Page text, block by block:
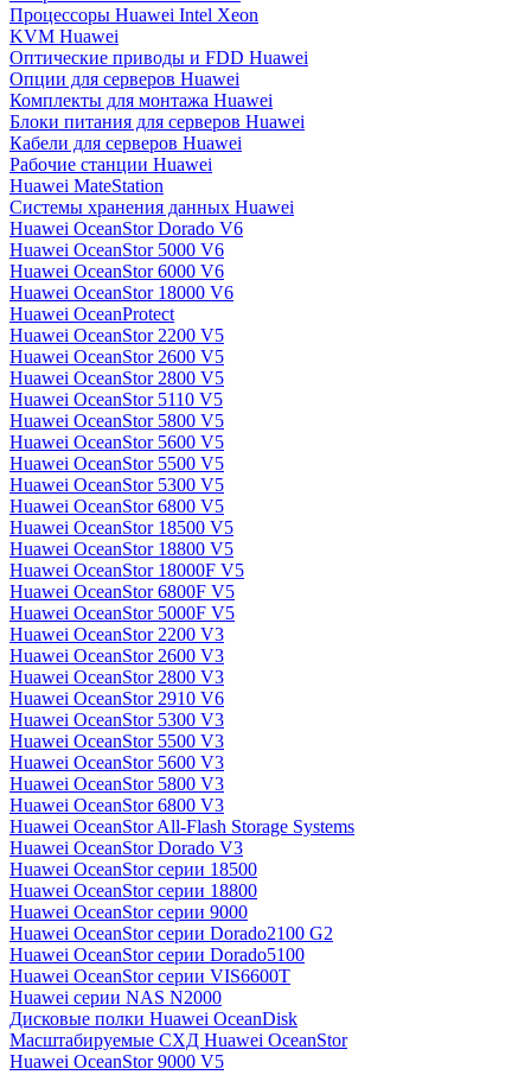
Процессоры Huawei Intel Xeon
KVM Huawei
Оптические приводы и FDD Huawei
Опции для серверов Huawei
Комплекты для монтажа Huawei
Блоки питания для серверов Huawei
Кабели для серверов Huawei
Рабочие станции Huawei
Huawei MateStation
Системы хранения данных Huawei
Huawei OceanStor Dorado V6
Huawei OceanStor 5000 V6
Huawei OceanStor 6000 V6
Huawei OceanStor 18000 V6
Huawei OceanProtect
Huawei OceanStor 2200 V5
Huawei OceanStor 2600 V5
Huawei OceanStor 2800 V5
Huawei OceanStor 5110 V5
Huawei OceanStor 5800 V5
Huawei OceanStor 5600 V5
Huawei OceanStor 5500 V5
Huawei OceanStor 5300 V5
Huawei OceanStor 6800 V5
Huawei OceanStor 18500 V5
Huawei OceanStor 18800 V5
Huawei OceanStor 18000F V5
Huawei OceanStor 6800F V5
Huawei OceanStor 5000F V5
Huawei OceanStor 2200 V3
Huawei OceanStor 2600 V3
Huawei OceanStor 2800 V3
Huawei OceanStor 2910 V6
Huawei OceanStor 5300 V3
Huawei OceanStor 5500 V3
Huawei OceanStor 5600 V3
Huawei OceanStor 5800 V3
Huawei OceanStor 6800 V3
Huawei OceanStor All-Flash Storage Systems
Huawei OceanStor Dorado V3
Huawei OceanStor серии 18500
Huawei OceanStor серии 18800
Huawei OceanStor серии 9000
Huawei OceanStor серии Dorado2100 G2
Huawei OceanStor серии Dorado5100
Huawei OceanStor серии VIS6600T
Huawei серии NAS N2000
Дисковые полки Huawei OceanDisk
Масштабируемые СХД Huawei OceanStor
Huawei OceanStor 9000 V5